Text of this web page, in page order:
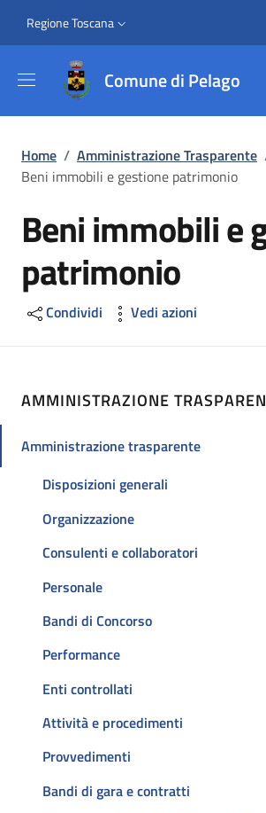
Slim top
Regione Toscana
Comune di Pelago
Briciole di pane
Home / Amministrazione Trasparente
Beni immobili e gestione patrimonio
Beni immobili e
patrimonio
Condividi Vedi azioni
AMMINISTRAZIONE
Amministrazione trasparente
Attivo
Disposizioni generali
Organizzazione
Consulenti e collaboratori
Personale
Bandi di Concorso
Performance
Enti controllati
Attività e procedimenti
Provvedimenti
Bandi di gara e contratti